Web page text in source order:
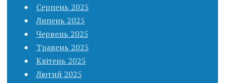
Серпень 2025
Липень 2025
Червень 2025
Травень 2025
Квітень 2025
Лютий 2025